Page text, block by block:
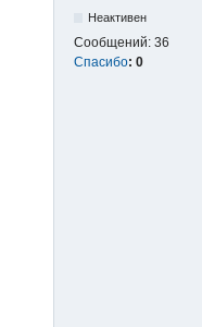
Неактивен
Сообщений: 36
Спасибо: 0